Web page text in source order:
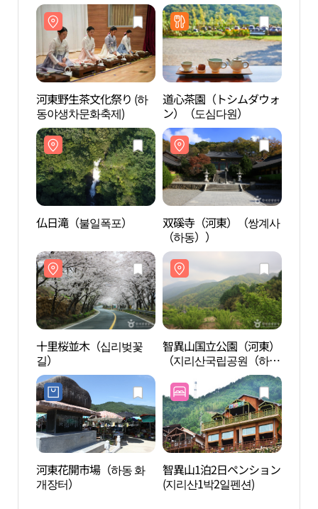
河東野生茶文化祭り (하
동야생차문화축제)
道心茶園（トシムダウォ
ン）（도심다원）
仏日滝（불일폭포）
双磎寺（河東）（쌍계사
（하동））
十里桜並木（십리벚꽃
길）
智異山国立公園（河東）
（지리산국립공원（하
河東花開市場（하동 화
개장터）
智異山1泊2日ペンション
(지리산1박2일펜션)